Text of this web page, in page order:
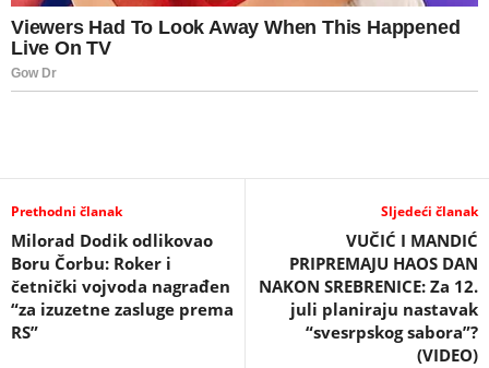
Prethodni članak
Milorad Dodik odlikovao
Boru Čorbu: Roker i
četnički vojvoda nagrađen
“za izuzetne zasluge prema
RS”
Sljedeći članak
VUČIĆ I MANDIĆ
PRIPREMAJU HAOS DAN
NAKON SREBRENICE: Za 12.
juli planiraju nastavak
“svesrpskog sabora”?
(VIDEO)